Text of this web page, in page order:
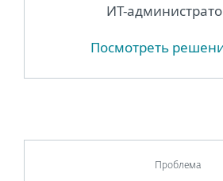
ИТ-
Посмотреть
Проблема